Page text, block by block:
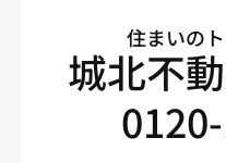
住まいの
城北不